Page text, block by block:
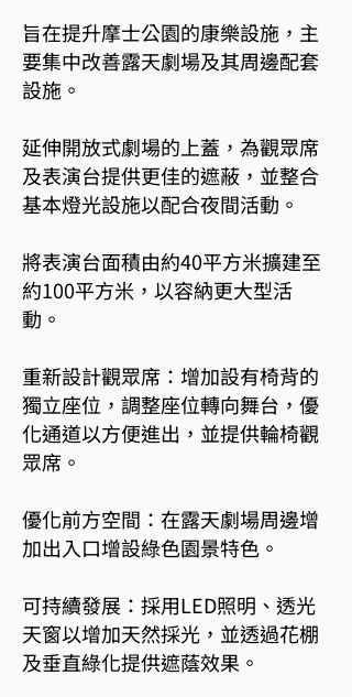
旨在提升摩士公園的康樂設施，主
要集中改善露天劇場及其周邊配套
設施。
延伸開放式劇場的上蓋，為觀眾席
及表演台提供更佳的遮蔽，並整合
基本燈光設施以配合夜間活動。
將表演台面積由約40平方米擴建至
約100平方米，以容納更大型活
動。
重新設計觀眾席：增加設有椅背的
獨立座位，調整座位轉向舞台，優
化通道以方便進出，並提供輪椅觀
眾席。
優化前方空間：在露天劇場周邊增
加出入口增設綠色園景特色。
可持續發展：採用LED照明、透光
天窗以增加天然採光，並透過花棚
及垂直綠化提供遮蔭效果。